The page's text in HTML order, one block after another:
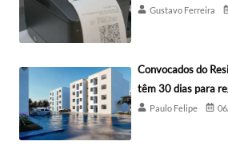
Gustavo Ferreira
Convocados do
têm 30 dias para
Paulo Felipe